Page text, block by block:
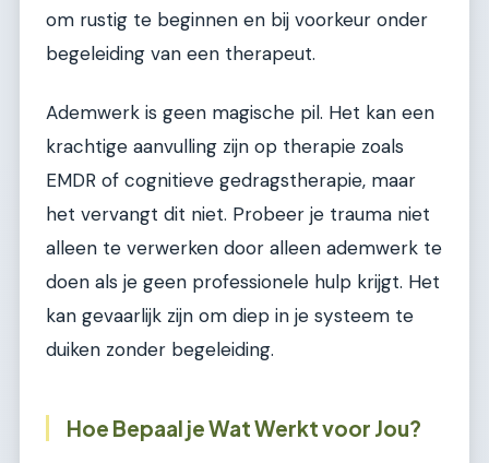
om rustig te beginnen en bij voorkeur onder
begeleiding van een therapeut.
Ademwerk is geen magische pil. Het kan een
krachtige aanvulling zijn op therapie zoals
EMDR of cognitieve gedragstherapie, maar
het vervangt dit niet. Probeer je trauma niet
alleen te verwerken door alleen ademwerk te
doen als je geen professionele hulp krijgt. Het
kan gevaarlijk zijn om diep in je systeem te
duiken zonder begeleiding.
Hoe Bepaal je Wat Werkt voor Jou?